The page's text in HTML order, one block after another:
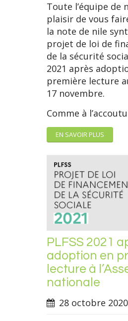
Toute l’équipe de
plaisir de vous
la note de nile
projet de loi de
de la sécurité
2021 après
première lecture
17 novembre.
Comme à
EN SAVOIR PLUS
PLFSS 2021
adoption en
lecture à
nationale
28 octobre 2020